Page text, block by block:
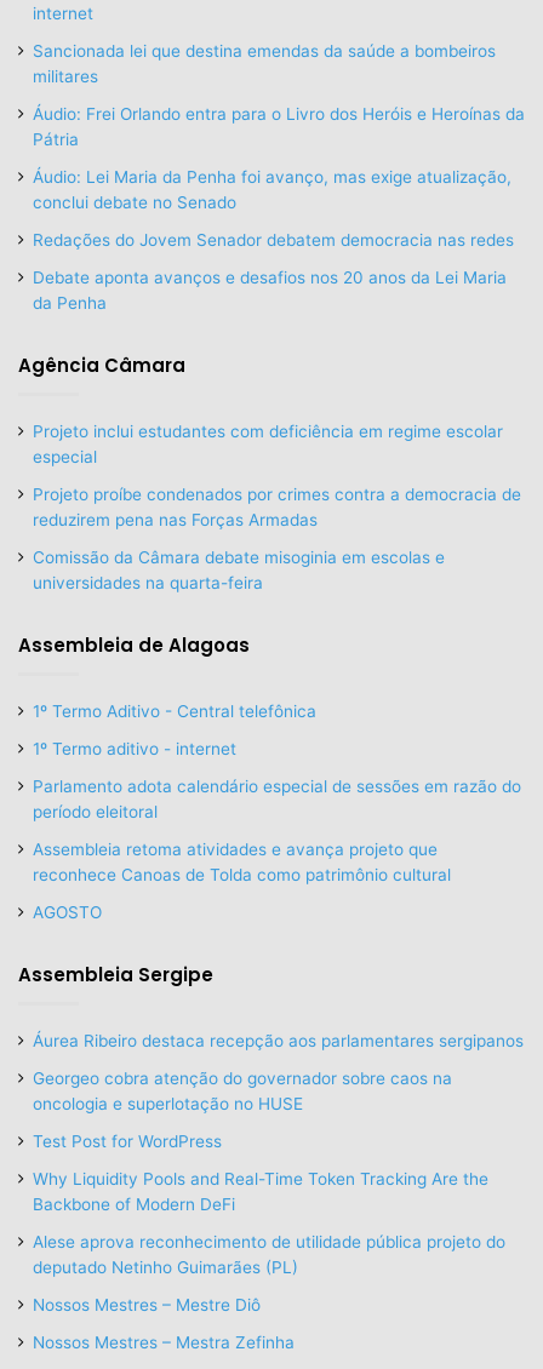
internet
Sancionada lei que destina emendas da saúde a bombeiros
militares
Áudio: Frei Orlando entra para o Livro dos Heróis e Heroínas da
Pátria
Áudio: Lei Maria da Penha foi avanço, mas exige atualização,
conclui debate no Senado
Redações do Jovem Senador debatem democracia nas redes
Debate aponta avanços e desafios nos 20 anos da Lei Maria
da Penha
Agência Câmara
Projeto inclui estudantes com deficiência em regime escolar
especial
Projeto proíbe condenados por crimes contra a democracia de
reduzirem pena nas Forças Armadas
Comissão da Câmara debate misoginia em escolas e
universidades na quarta-feira
Assembleia de Alagoas
1º Termo Aditivo - Central telefônica
1º Termo aditivo - internet
Parlamento adota calendário especial de sessões em razão do
período eleitoral
Assembleia retoma atividades e avança projeto que
reconhece Canoas de Tolda como patrimônio cultural
AGOSTO
Assembleia Sergipe
Áurea Ribeiro destaca recepção aos parlamentares sergipanos
Georgeo cobra atenção do governador sobre caos na
oncologia e superlotação no HUSE
Test Post for WordPress
Why Liquidity Pools and Real-Time Token Tracking Are the
Backbone of Modern DeFi
Alese aprova reconhecimento de utilidade pública projeto do
deputado Netinho Guimarães (PL)
Nossos Mestres – Mestre Diô
Nossos Mestres – Mestra Zefinha